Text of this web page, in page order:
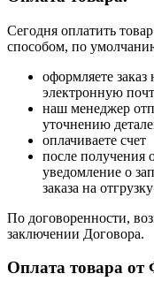
Сегодня оплатить
способом, по
оформляете заказ
электронную
наш менеджер
уточнению
оплачиваете счет
после получения
уведомление о
заказа на отгрузку
По договоренности,
заключении Договора.
Оплата товара от